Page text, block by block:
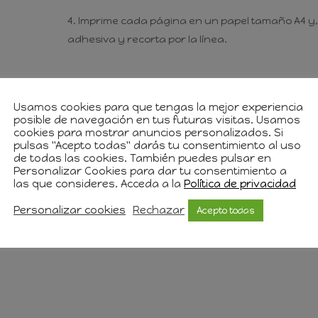
Imprime cada página en un papel tamaño A4
adhesiva y recorta por la línea.
Ver Patrón
artículos destinados a la venta siempre que
Usamos cookies para que tengas la mejor experiencia
posible de navegación en tus futuras visitas. Usamos
cookies para mostrar anuncios personalizados. Si
pulsas "Acepto todas" darás tu consentimiento al uso
de todas las cookies. También puedes pulsar en
Personalizar Cookies para dar tu consentimiento a
las que consideres. Acceda a la Política de privacidad
Personalizar cookies Rechazar Acepto todas